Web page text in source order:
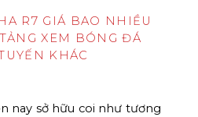
R7 GIÁ BAO NHIỀU
XEM BÓNG ĐÁ
KHÁC
nay sở hữu coi như tương